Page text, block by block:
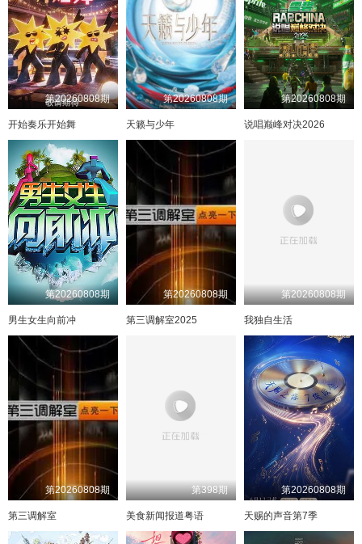
第20260808期
开始奏乐开始舞
第20260808期
天籁与少年
第20260808期
说唱巅峰对决2026
第20260808期
男生女生向前冲
第20260808期
第三调解室2025
第20260808期
我独自生活
第20260808期
第三调解室
第398期
美食新闻报道粤语
第20260808期
天赐的声音第7季